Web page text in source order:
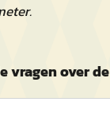
vragen over